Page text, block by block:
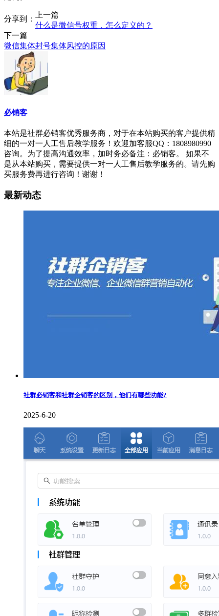
分享到：
上一篇
什么是微信号权重，怎么定义的？
下一篇
微信集体封号集体风控的原因
必销客
本站是社群必销客优秀服务商，对于在本站购买的客户提供精
细的一对一人工售后教学服务！欢迎加客服QQ：1808980990
咨询。为了提高沟通效率，加时务必备注：必销客。 如果不
是从本站购买，需要提供一对一人工售后教学服务的。请先购
买服务费再进行咨询！谢谢！
最新动态
社群必销客和社群企销客的区别，他们有哪些功能?
2025-6-20